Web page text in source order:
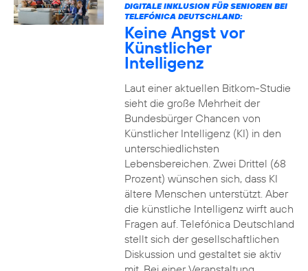
DIGITALE INKLUSION FÜR SENIOREN BEI
TELEFÓNICA DEUTSCHLAND:
Keine Angst vor
Künstlicher
Intelligenz
Laut einer aktuellen Bitkom-Studie
sieht die große Mehrheit der
Bundesbürger Chancen von
Künstlicher Intelligenz (KI) in den
unterschiedlichsten
Lebensbereichen. Zwei Drittel (68
Prozent) wünschen sich, dass KI
ältere Menschen unterstützt. Aber
die künstliche Intelligenz wirft auch
Fragen auf. Telefónica Deutschland
stellt sich der gesellschaftlichen
Diskussion und gestaltet sie aktiv